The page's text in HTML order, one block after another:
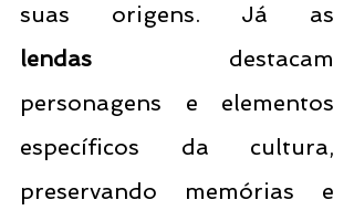
lendas destacam
personagens e elementos
específicos da cultura,
preservando memórias e